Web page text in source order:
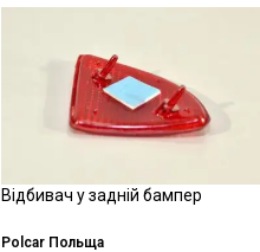
Відбивач у задній бампер
Polcar Польща